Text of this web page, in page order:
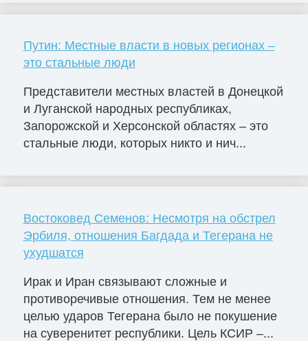
Путин: Местные власти в новых регионах –
это стальные люди
Представители местных властей в Донецкой
и Луганской народных республиках,
Запорожской и Херсонской областях – это
стальные люди, которых никто и нич...
Востоковед Семенов: Несмотря на обстрел
Эрбиля, отношения Багдада и Тегерана не
ухудшатся
Ирак и Иран связывают сложные и
противоречивые отношения. Тем не менее
целью ударов Тегерана было не покушение
на суверенитет республики. Цель КСИР –...